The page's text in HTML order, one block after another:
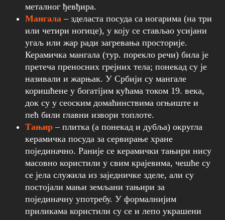
металног ђевђира.
Мангала – зделаста посуда са ногарима (на три
или четири ногице), у коју се стављао усијани
угаљ или жар ради загревања просторије.
Керамичка мангала (тур. порекло речи) била је
претеча преносних грејних тела; понекад су је
називали и жарњак. У Србији су мангале
коришћене у богатijим кућама током 19. века,
док су у сеоским домаћинствима огњиште и
пећ били главни извори топлоте.
Тањир – плитка (а понекад и дубља) округла
керамичка посуда за сервирање хране
појединачно. Раније се керамички тањири нису
масовно користили у свим крајевима, чешће су
се јела служила из заједничке зделе, али су
постојали мањи земљани тањири за
појединачну употребу. У формалнијим
приликама користили су се и лепо украшени